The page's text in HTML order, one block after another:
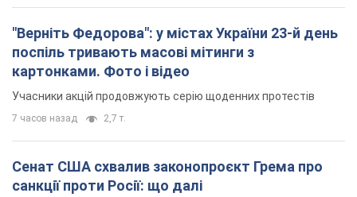
"Верніть Федорова": у містах України 23-й день
поспіль тривають масові мітинги з
картонками. Фото і відео
Учасники акцій продовжують серію щоденних протестів
7 часов назад 2,7 т.
Сенат США схвалив законопроєкт Грема про
санкції проти Росії: що далі